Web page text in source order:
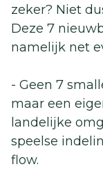
zeker? Niet
Deze 7
namelijk net
- Geen 7
maar een
landelijke
speelse
flow.